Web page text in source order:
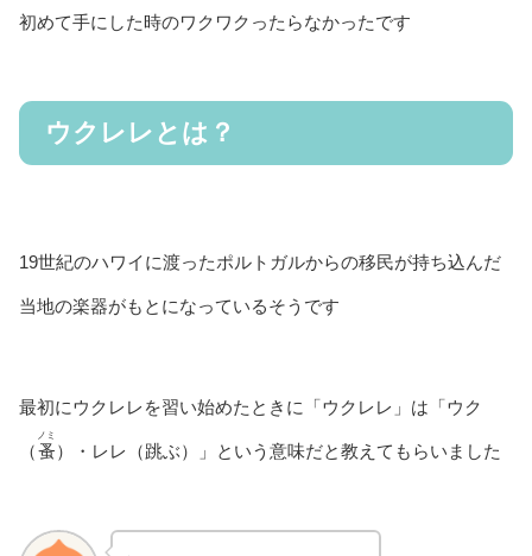
初めて手にした時のワクワクったらなかったです
ウクレレとは？
19世紀のハワイに渡ったポルトガルからの移民が持ち込んだ
当地の楽器がもとになっているそうです
最初にウクレレを習い始めたときに「ウクレレ」は「ウク
（蚤
ノミ
）・レレ（跳ぶ）」という意味だと教えてもらいました